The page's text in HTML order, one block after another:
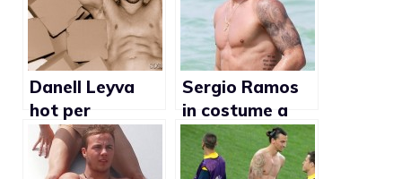
Danell Leyva
hot per
Lifestyle Miami
(Foto)
Sergio Ramos
in costume a
Miami (Foto)